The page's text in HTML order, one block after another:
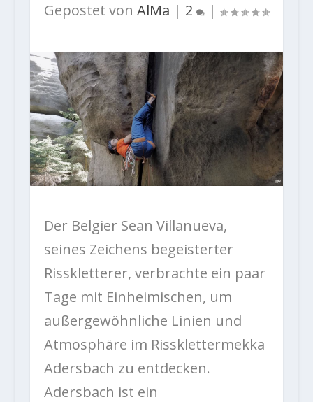
Gepostet von AlMa | 2 |
Der Belgier Sean Villanueva,
seines Zeichens begeisterter
Risskletterer, verbrachte ein paar
Tage mit Einheimischen, um
außergewöhnliche Linien und
Atmosphäre im Rissklettermekka
Adersbach zu entdecken.
Adersbach ist ein